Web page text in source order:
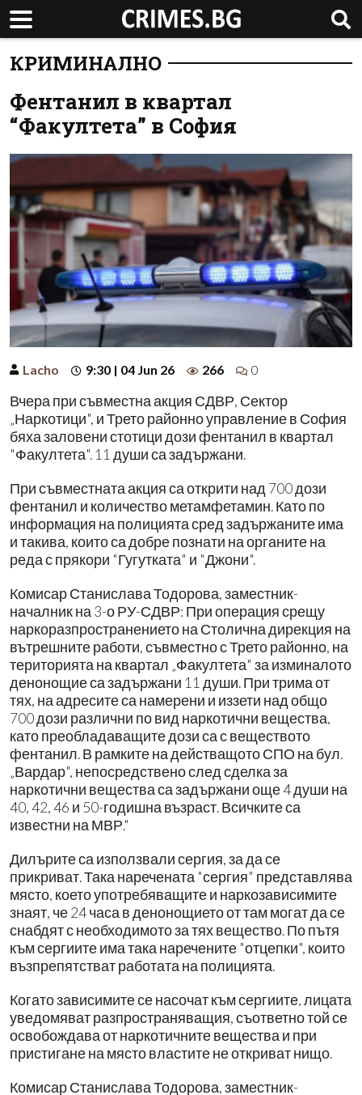
КРИМИНАЛНО
Фентанил в квартал
“Факултета” в София
Lacho 9:30 | 04 Jun 26 266 0
Вчера при съвместна акция СДВР, Сектор
„Наркотици", и Трето районно управление в София
бяха заловени стотици дози фентанил в квартал
"Факултета". 11 души са задържани.
При съвместната акция са открити над 700 дози
фентанил и количество метамфетамин. Като по
информация на полицията сред задържаните има
и такива, които са добре познати на органите на
реда с прякори "Гугутката" и "Джони".
Комисар Станислава Тодорова, заместник-
началник на 3-о РУ-СДВР: При операция срещу
наркоразпространението на Столична дирекция на
вътрешните работи, съвместно с Трето районно, на
територията на квартал „Факултета" за изминалото
денонощие са задържани 11 души. При трима от
тях, на адресите са намерени и иззети над общо
700 дози различни по вид наркотични вещества,
като преобладаващите дози са с веществото
фентанил. В рамките на действащото СПО на бул.
„Вардар", непосредствено след сделка за
наркотични вещества са задържани още 4 души на
40, 42, 46 и 50-годишна възраст. Всичките са
известни на МВР."
Дилърите са използвали сергия, за да се
прикриват. Така наречената "сергия" представлява
място, което употребяващите и наркозависимите
знаят, че 24 часа в денонощието от там могат да се
снабдят с необходимото за тях вещество. По пътя
към сергиите има така наречените "отцепки", които
възпрепятстват работата на полицията.
Когато зависимите се насочат към сергиите, лицата
уведомяват разпространяващия, съответно той се
освобождава от наркотичните вещества и при
пристигане на място властите не откриват нищо.
Комисар Станислава Тодорова, заместник-